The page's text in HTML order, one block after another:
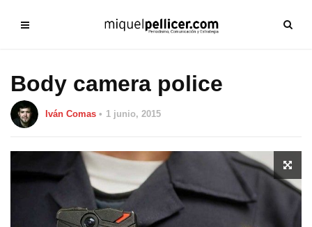
Body camera police
Iván Comas 1 junio, 2015